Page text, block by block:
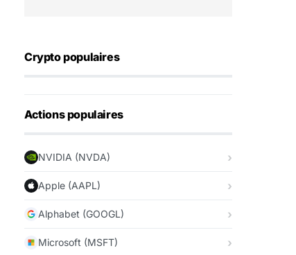
Crypto populaires
Actions populaires
NVIDIA (NVDA)
Apple (AAPL)
Alphabet (GOOGL)
Microsoft (MSFT)